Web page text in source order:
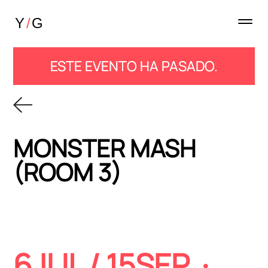
ESTE EVENTO HA PASADO.
MONSTER MASH
(ROOM 3)